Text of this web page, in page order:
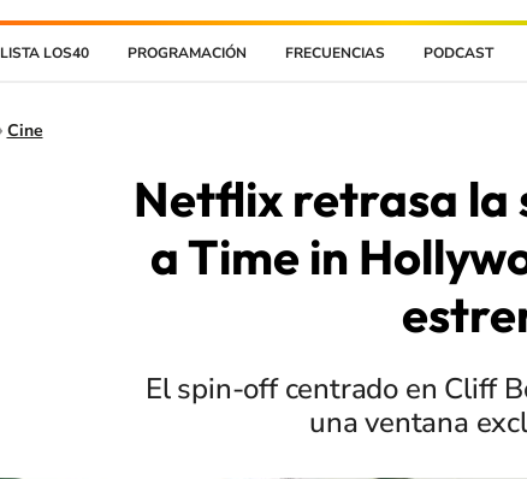
LISTA LOS40 PROGRAMACIÓN FRECUENCIAS PODCAST
Cine
Netflix retrasa la
a Time in
El spin-off centrado en Cliff
una ventana